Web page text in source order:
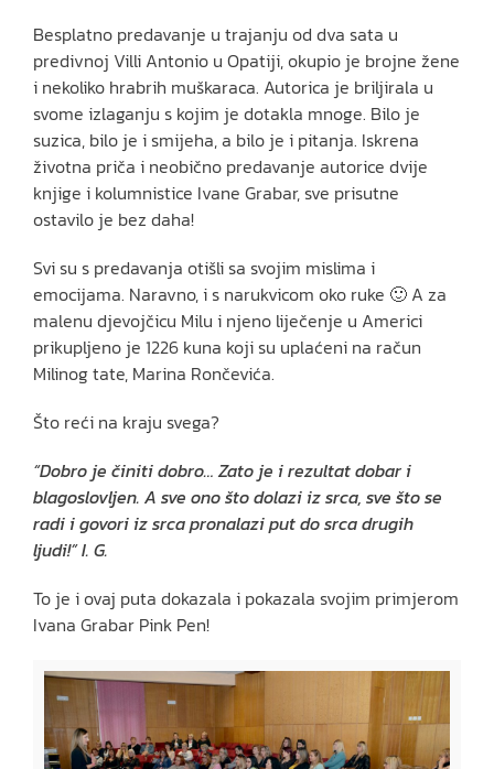
Besplatno predavanje u trajanju od dva sata u
predivnoj Villi Antonio u Opatiji, okupio je brojne žene
i nekoliko hrabrih muškaraca. Autorica je briljirala u
svome izlaganju s kojim je dotakla mnoge. Bilo je
suzica, bilo je i smijeha, a bilo je i pitanja. Iskrena
životna priča i neobično predavanje autorice dvije
knjige i kolumnistice Ivane Grabar, sve prisutne
ostavilo je bez daha!
Svi su s predavanja otišli sa svojim mislima i
emocijama. Naravno, i s narukvicom oko ruke 🙂 A za
malenu djevojčicu Milu i njeno liječenje u Americi
prikupljeno je 1226 kuna koji su uplaćeni na račun
Milinog tate, Marina Rončevića.
Što reći na kraju svega?
“Dobro je činiti dobro… Zato je i rezultat dobar i
blagoslovljen. A sve ono što dolazi iz srca, sve što se
radi i govori iz srca pronalazi put do srca drugih
ljudi!” I. G.
To je i ovaj puta dokazala i pokazala svojim primjerom
Ivana Grabar Pink Pen!